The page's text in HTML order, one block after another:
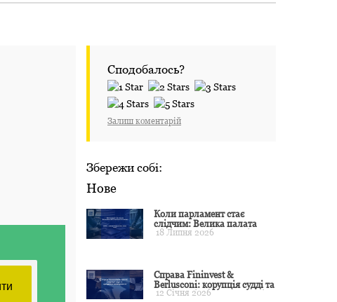
Сподобалось?
Залиш коментарій
Збережи собі:
Нове
Коли парламент стає
слідчим: Велика палата
ЄСПЛ окреслила межі
18 Липня 2026
Справа Fininvest &
Berlusconi: корупція судді та
презумпція невинуватості
12 Січня 2026